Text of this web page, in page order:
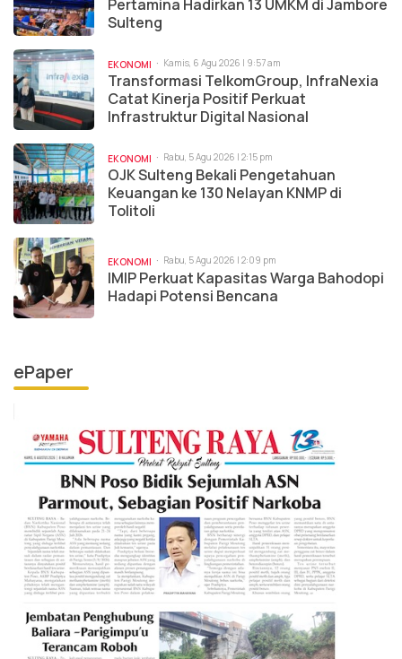
Pertamina Hadirkan 13 UMKM di Jambore
Sulteng
EKONOMI Kamis, 6 Agu 2026 | 9:57 am
Transformasi TelkomGroup, InfraNexia
Catat Kinerja Positif Perkuat
Infrastruktur Digital Nasional
EKONOMI Rabu, 5 Agu 2026 | 2:15 pm
OJK Sulteng Bekali Pengetahuan
Keuangan ke 130 Nelayan KNMP di
Tolitoli
EKONOMI Rabu, 5 Agu 2026 | 2:09 pm
IMIP Perkuat Kapasitas Warga Bahodopi
Hadapi Potensi Bencana
ePaper